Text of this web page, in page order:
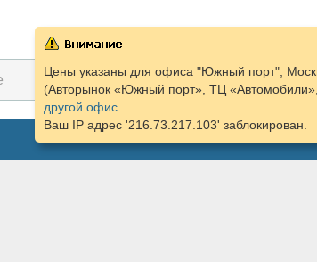
Цены указаны для офиса "Южный порт",
(Авторынок «Южный порт», ТЦ
другой офис
Ваш IP адрес '216.73.217.103' заблокирован.